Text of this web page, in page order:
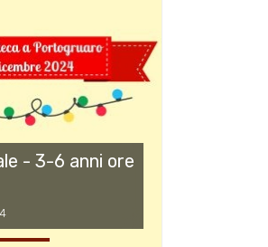
- 3-6 anni ore